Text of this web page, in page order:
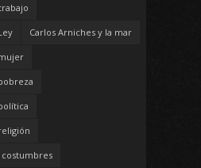
Carlos Arniches y la mar
costumbres